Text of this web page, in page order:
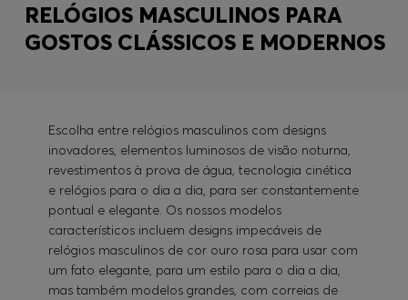
RELÓGIOS MASCULINOS PARA
GOSTOS CLÁSSICOS E MODERNOS
Escolha entre relógios masculinos com designs
inovadores, elementos luminosos de visão noturna,
revestimentos à prova de água, tecnologia cinética
e relógios para o dia a dia, para ser constantemente
pontual e elegante. Os nossos modelos
característicos incluem designs impecáveis de
relógios masculinos de cor ouro rosa para usar com
um fato elegante, para um estilo para o dia a dia,
mas também modelos grandes, com correias de